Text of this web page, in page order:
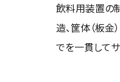
飲料用装置の
造、筐体（板
でを一貫して